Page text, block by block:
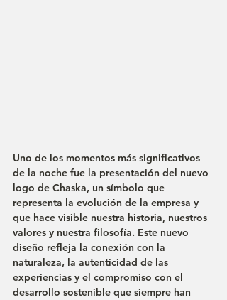
Uno de los momentos más significativos
de la noche fue la presentación del nuevo
logo de Chaska, un símbolo que
representa la evolución de la empresa y
que hace visible nuestra historia, nuestros
valores y nuestra filosofía. Este nuevo
diseño refleja la conexión con la
naturaleza, la autenticidad de las
experiencias y el compromiso con el
desarrollo sostenible que siempre han